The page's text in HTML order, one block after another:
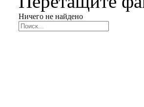
Ничего не найдено